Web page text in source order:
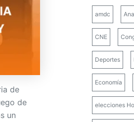
de
de
un
amdc
CNE
Deportes
Economía
elecciones